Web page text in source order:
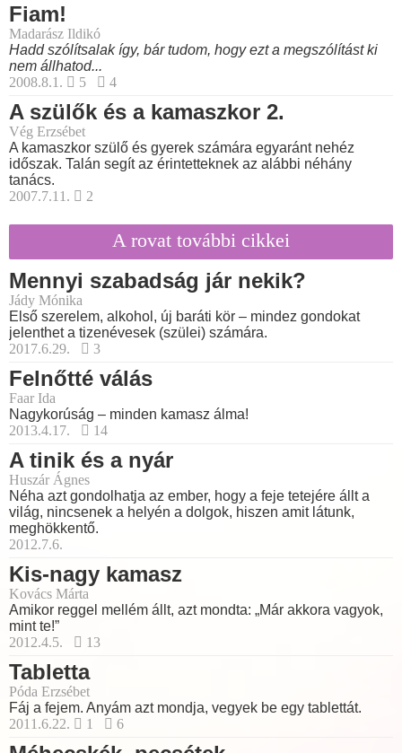
Fiam!
Madarász Ildikó
Hadd szólítsalak így, bár tudom, hogy ezt a megszólítást ki
nem állhatod...
2008.8.1.
5 4
A szülők és a kamaszkor 2.
Vég Erzsébet
A kamaszkor szülő és gyerek számára egyaránt nehéz
időszak. Talán segít az érintetteknek az alábbi néhány
tanács.
2007.7.11.
2
A rovat további cikkei
Mennyi szabadság jár nekik?
Jády Mónika
Első szerelem, alkohol, új baráti kör – mindez gondokat
jelenthet a tizenévesek (szülei) számára.
2017.6.29.
3
Felnőtté válás
Faar Ida
Nagykorúság – minden kamasz álma!
2013.4.17.
14
A tinik és a nyár
Huszár Ágnes
Néha azt gondolhatja az ember, hogy a feje tetejére állt a
világ, nincsenek a helyén a dolgok, hiszen amit látunk,
meghökkentő.
2012.7.6.
Kis-nagy kamasz
Kovács Márta
Amikor reggel mellém állt, azt mondta: „Már akkora vagyok,
mint te!”
2012.4.5.
13
Tabletta
Póda Erzsébet
Fáj a fejem. Anyám azt mondja, vegyek be egy tablettát.
2011.6.22.
1 6